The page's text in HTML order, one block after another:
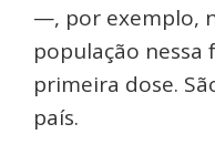
—, por exemplo,
população nessa
primeira dose.
país.